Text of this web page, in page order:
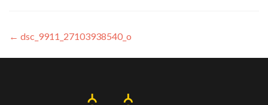
← dsc_9911_27103938540_o